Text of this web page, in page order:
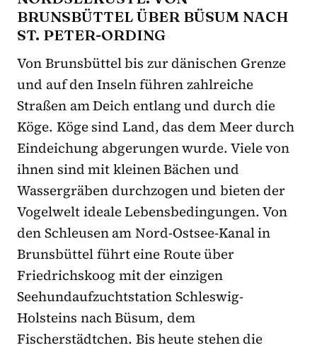
BRUNSBÜTTEL ÜBER BÜSUM NACH
ST. PETER-ORDING
Von Brunsbüttel bis zur dänischen Grenze
und auf den Inseln führen zahlreiche
Straßen am Deich entlang und durch die
Köge. Köge sind Land, das dem Meer durch
Eindeichung abgerungen wurde. Viele von
ihnen sind mit kleinen Bächen und
Wassergräben durchzogen und bieten der
Vogelwelt ideale Lebensbedingungen. Von
den Schleusen am Nord-Ostsee-Kanal in
Brunsbüttel führt eine Route über
Friedrichskoog mit der einzigen
Seehundaufzuchtstation Schleswig-
Holsteins nach Büsum, dem
Fischerstädtchen. Bis heute stehen die